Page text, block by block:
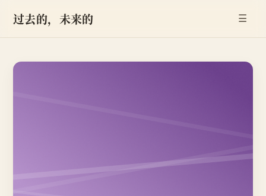
过去的，未来的 ☰